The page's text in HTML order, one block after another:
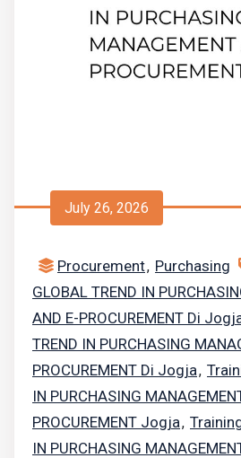
July 26, 2026
Procurement, Purchasing
GLOBAL TREND IN
AND E-PROCUREMENT Di
TREND IN PURCHASING
PROCUREMENT Di Jogja,
IN PURCHASING
PROCUREMENT Jogja,
IN PURCHASING